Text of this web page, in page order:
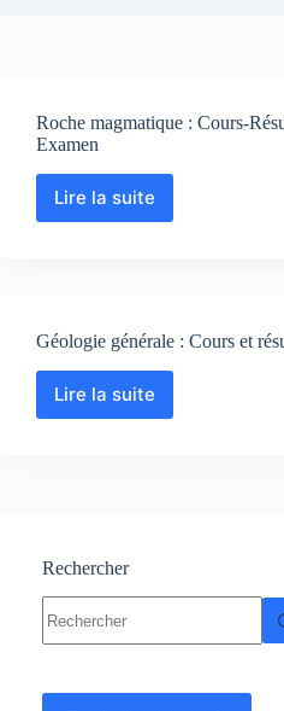
Roche magmatique : Cours-
Examen
Lire la suite
Roche
Exercices-
Examen
Géologie générale : Cours et
Lire la suite
Géologie
générale
Rechercher
résultat